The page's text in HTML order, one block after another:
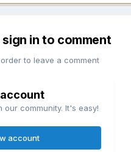
in to comment
to leave a comment
community. It's easy!
account